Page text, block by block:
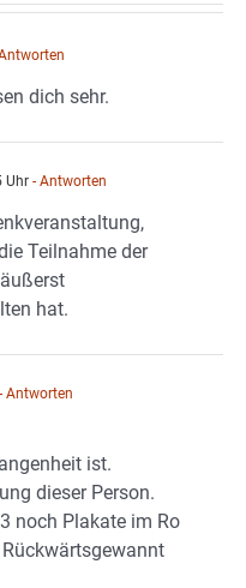
dich sehr.
Uhr - Antworten
Teilnahme der
hat.
- Antworten
ist.
dieser Person.
noch Plakate im Ro